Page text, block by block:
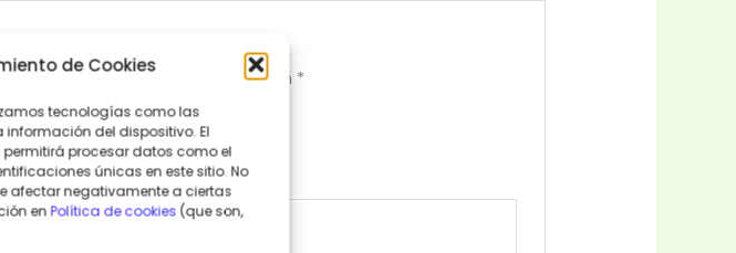
de Cookies
tecnologías como las
del dispositivo. El
procesar datos como el
únicas en este sitio. No
afectar negativamente a ciertas
en Política de cookies (que son,
obligatorios están marcados con *